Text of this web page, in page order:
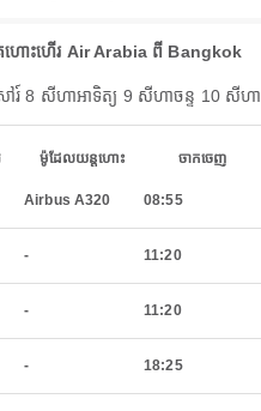
ហោះហើរ Air Arabia ពី Bangkok
រ៍ 8 សីហាអាទិត្យ 9 សីហាចន្ទ 10 សីហា
ម៉ូដែលយន្តហោះ ចាកចេញ
Airbus A320 08:55
- 11:20
- 11:20
- 18:25